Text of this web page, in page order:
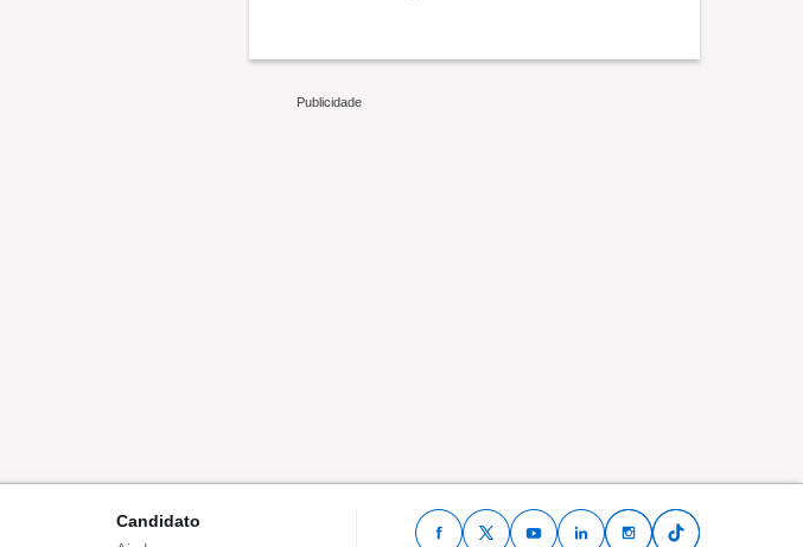
Candidato